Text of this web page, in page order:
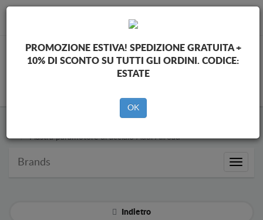
info@piastraparamotore.com
Piastra paramotore di acciaio Audi Allroad
Brands
Brands
Indietro
PROMOZIONE ESTIVA! SPEDIZIONE GRATUITA +
10% DI SCONTO SU TUTTI GLI ORDINI. CODICE:
ESTATE
OK